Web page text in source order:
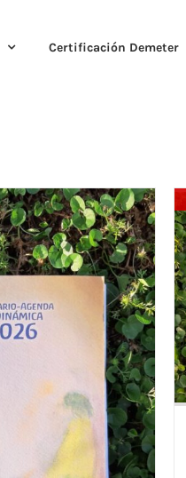
Certificación Demeter